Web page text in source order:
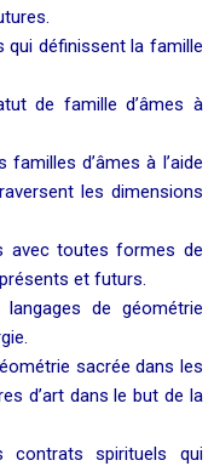
qui définissent la famille
de famille d’âmes à
d’âmes à l’aide
les dimensions
avec toutes formes de
et futurs.
de géométrie
sacrée dans les
d’art dans le but de la
contrats spirituels qui